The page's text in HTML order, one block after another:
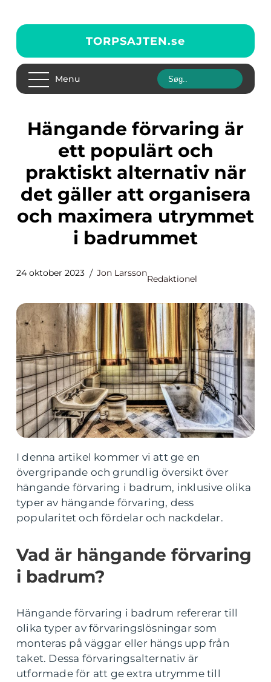
TORPSAJTEN.se
Menu
Hängande förvaring är
ett populärt och
praktiskt alternativ när
det gäller att organisera
och maximera utrymmet
i badrummet
24 oktober 2023 Jon Larsson
Redaktionel
I denna artikel kommer vi att ge en
övergripande och grundlig översikt över
hängande förvaring i badrum, inklusive olika
typer av hängande förvaring, dess
popularitet och fördelar och nackdelar.
Vad är hängande förvaring
i badrum?
Hängande förvaring i badrum refererar till
olika typer av förvaringslösningar som
monteras på väggar eller hängs upp från
taket. Dessa förvaringsalternativ är
utformade för att ge extra utrymme till